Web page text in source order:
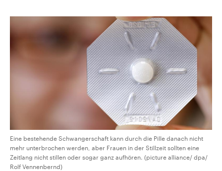
Eine bestehende Schwangerschaft kann durch die Pille danach nicht
mehr unterbrochen werden, aber Frauen in der Stillzeit sollten eine
Zeitlang nicht stillen oder sogar ganz aufhören. (picture alliance/ dpa/
Rolf Vennenbernd)